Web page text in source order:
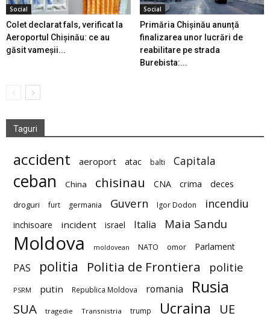
Social
Colet declarat fals, verificat la
Aeroportul Chișinău: ce au
găsit vameșii...
Social
Primăria Chișinău anunță
finalizarea unor lucrări de
reabilitare pe strada
Burebista:...
Taguri
accident aeroport atac balti Capitala
ceban China chisinau CNA crima deces
droguri furt germania Guvern Igor Dodon incendiu
inchisoare incident israel Italia Maia Sandu
Moldova moldovean NATO omor Parlament
PAS politia Politia de Frontiera politie
PSRM putin Republica Moldova romania Rusia
SUA tragedie Transnistria trump Ucraina UE